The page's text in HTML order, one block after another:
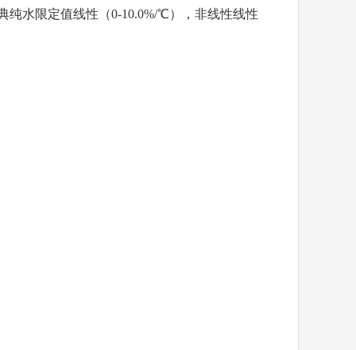
水限定值线性（0-10.0%/℃），非线性线性